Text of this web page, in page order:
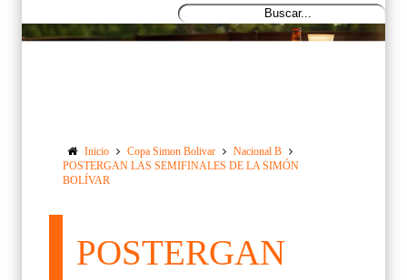
Inicio Copa Simon Bolivar
Nacional B
POSTERGAN LAS SEMIFINALES DE LA SIMÓN
BOLÍVAR
POSTERGAN